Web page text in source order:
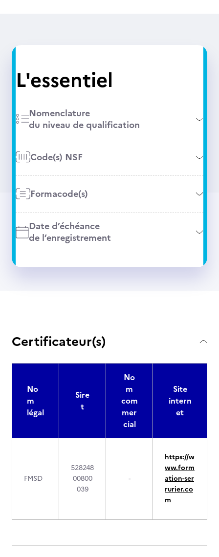
L'essentiel
Nomenclature
du niveau de qualification
Code(s) NSF
Formacode(s)
Date d’échéance
de l’enregistrement
Certificateur(s)
No
m
légal
Sire
t
No
m
com
mer
cial
Site
intern
et
FMSD
528248
00800
039
-
https://w
ww.form
ation-ser
rurier.co
m